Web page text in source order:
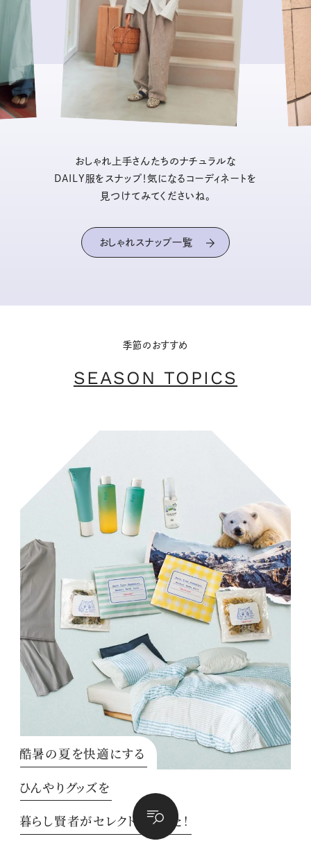
おしゃれ上手さんたちのナチュラルな
DAILY服をスナップ！気になるコーディネートを
見つけてみてくださいね。
おしゃれスナップ一覧
季節のおすすめ
SEASON TOPICS
酷暑の夏を快適にする
ひんやりグッズを
暮らし賢者がセレクトしました！